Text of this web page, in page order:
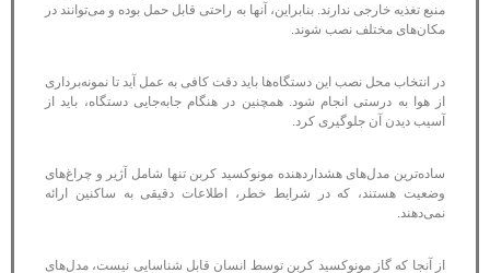
منبع تغذیه خارجی ندارند. بنابراین، آنها به راحتی قابل حمل بوده و می‌توانند در
مکان‌های مختلف نصب شوند.
در انتخاب محل نصب این دستگاه‌ها باید دقت کافی به عمل آید تا نمونه‌برداری
از هوا به درستی انجام شود. همچنین در هنگام جابه‌جایی دستگاه، باید از
آسیب دیدن آن جلوگیری کرد.
ساده‌ترین مدل‌های هشداردهنده مونوکسید کربن تنها شامل آژیر و چراغ‌های
وضعیت هستند، که در شرایط خطر، اطلاعات دقیقی به ساکنین ارائه
نمی‌دهند.
از آنجا که گاز مونوکسید کربن توسط انسان قابل شناسایی نیست، مدل‌های